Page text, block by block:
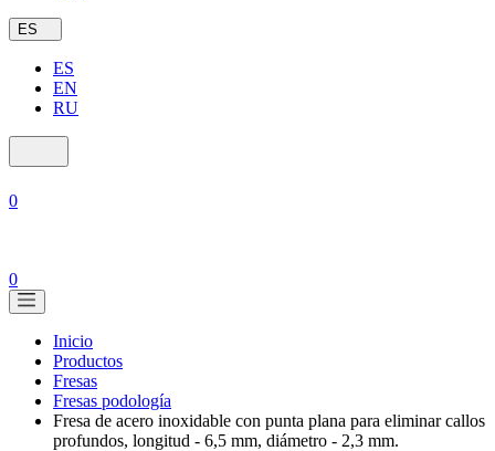
ES
ES
EN
RU
0
0
Inicio
Productos
Fresas
Fresas podología
Fresa de acero inoxidable con punta plana para eliminar callos
profundos, longitud - 6,5 mm, diámetro - 2,3 mm.